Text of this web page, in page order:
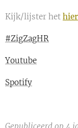
Kijk/lijster het hier
#ZigZagHR
Youtube
Spotify